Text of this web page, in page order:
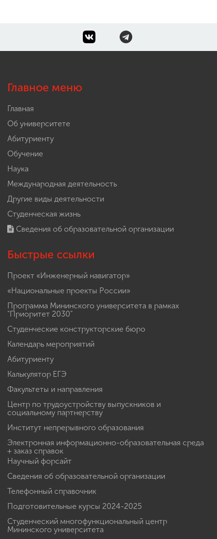
Главное меню
Главная
Об университете
Абитуриенту
Обучение
Наука
Международная деятельность
Другие виды деятельности
Студенческая жизнь
Сведения об образовательной организации
Быстрые ссылки
Проект «Инженерный навигатор»
«Национальные проекты России»
Программа Мининского университета в рамках
"Приоритет 2030"
Студенческие конструкторские бюро
Календарь мероприятий
Абитуриенту
Калькулятор ЕГЭ
Факультеты и направления
Центр по трудоустройству выпускников и
социальному партнерству
Институт непрерывного образования
Электронная информационно-образовательная среда
+ заказ справок
Научный форсайт
Сведения об образовательной организации
Телефонный справочник
Подготовительные курсы 2024-2025
Студенческий многофункциональный центр
Мининского университета